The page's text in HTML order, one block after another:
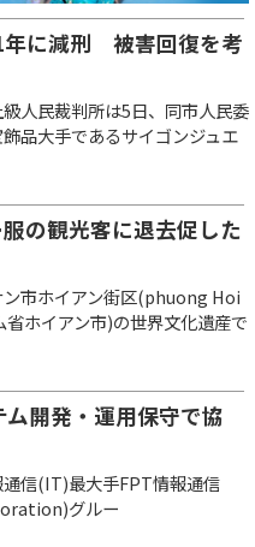
年に減刑 被害回復を考
人民裁判所は5日、同市人民委
品大手であるサイゴンジュエ
の観光客に退去促した
市ホイアン街区(phuong Hoi
ホイアン市)の世界文化遺産で
開発・運用保守で協
信(IT)最大手FPT情報通信
グルー